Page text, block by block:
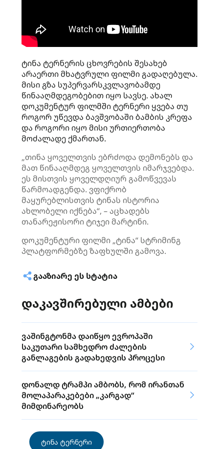
ტინა ტერნერის ცხოვრების შესახებ
არაერთი მხატვრული ფილმი გადაღებულა.
მისი გზა სუპერვარსკვლავობამდე
წინააღმდეგობებით იყო სავსე. ახალ
დოკუმენტურ ფილმში ტერნერი ყვება თუ
როგორ უწევდა ბავშვობაში ბამბის კრეფა
და როგორი იყო მისი ურთიერთობა
მოძალადე ქმართან.
„თინა ყოველთვის ებრძოდა დემონებს და
მათ წინააღმდეგ ყოველთვის იმარჯვებდა.
ეს მისთვის ყოველდღიურ გამოწვევას
წარმოადგენდა. ვფიქრობ
მაყურებლისთვის ტინას ისტორია
ახლობელი იქნება“, – აცხადებს
თანარეჟისორი ტიჯეი მარტინი.
დოკუმენტური ფილმი „ტინა“ სტრიმინგ
პლატფორმებზე ზაფხულში გამოვა.
ᲒᲐᲐᲖᲘᲐᲠᲔ ᲔᲡ ᲡᲢᲐᲢᲘᲐ
დაკავშირებული ამბები
ვაშინგტონმა დაიწყო ევროპაში
საკუთარი სამხედრო ძალების
განლაგების გადახედვის პროცესი
დონალდ ტრამპი ამბობს, რომ ირანთან
მოლაპარაკებები „კარგად“
მიმდინარეობს
ტინა ტერნერი